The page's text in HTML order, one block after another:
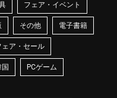
フェア・イベント
その他 電子書籍
ェア・セール
PCゲーム